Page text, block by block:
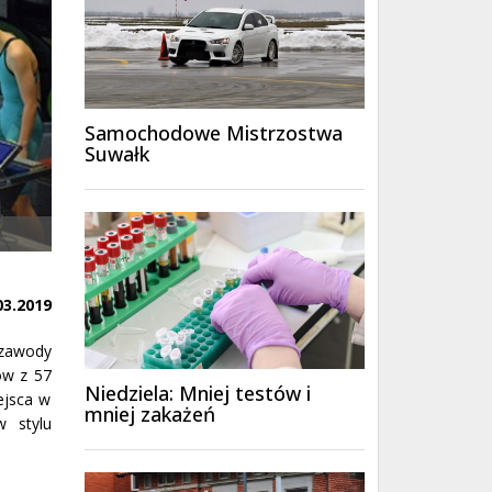
z 57
w
stylu
Samochodowe Mistrzostwa
Suwałk
Niedziela: Mniej testów i
mniej zakażeń